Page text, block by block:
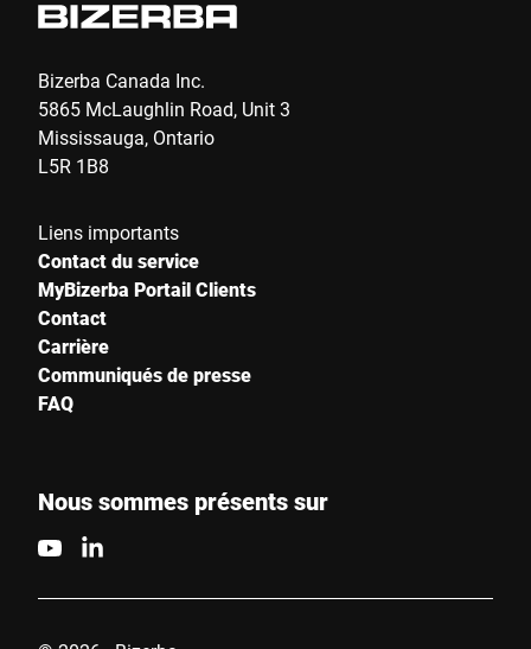
Bizerba Canada Inc.
5865 McLaughlin Road, Unit 3
Mississauga, Ontario
L5R 1B8
Liens importants
Contact du service
MyBizerba Portail Clients
Contact
Carrière
Communiqués de presse
FAQ
Nous sommes présents sur